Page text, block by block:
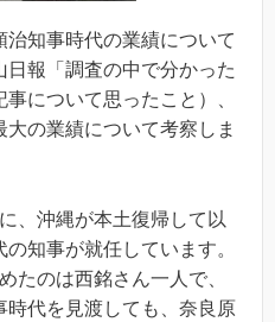
治知事時代の業績について
報「調査の中で分かった
について思ったこと）、
の業績について考察しま
、沖縄が本土復帰して以
知事が就任しています。
たのは西銘さん一人で、
時代を見渡しても、奈良原